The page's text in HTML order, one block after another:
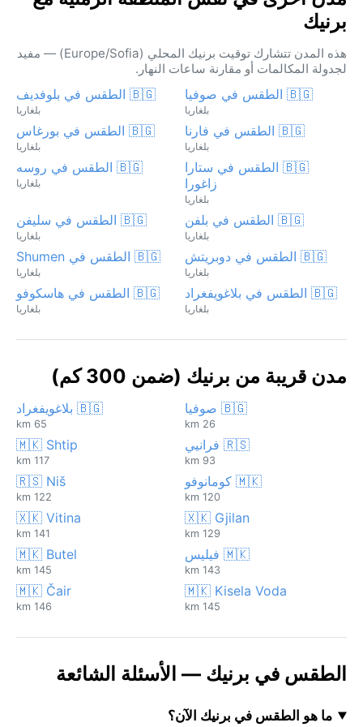
برنيك
هذه المدن تتشارك توقيت برنيك المحلي (Europe/Sofia) — مفيد
لجدولة المكالمات أو مقارنة ساعات النهار.
🇧🇬 الطقس في صوفيا
بلغاريا
🇧🇬 الطقس في بلوفديف
بلغاريا
🇧🇬 الطقس في فارنا
بلغاريا
🇧🇬 الطقس في بورغاس
بلغاريا
🇧🇬 الطقس في ستارا
زاغورا
بلغاريا
🇧🇬 الطقس في روسه
بلغاريا
🇧🇬 الطقس في بلفن
بلغاريا
🇧🇬 الطقس في سليفن
بلغاريا
🇧🇬 الطقس في دوبريتش
بلغاريا
🇧🇬 الطقس في Shumen
بلغاريا
🇧🇬 الطقس في بلاغويفغراد
بلغاريا
🇧🇬 الطقس في هاسكوفو
بلغاريا
مدن قريبة من برنيك (ضمن 300 كم)
🇧🇬 صوفيا
26 km
🇧🇬 بلاغويفغراد
65 km
🇷🇸 فرانيي
93 km
🇲🇰 Shtip
117 km
🇲🇰 كومانوفو
120 km
🇷🇸 Niš
122 km
🇽🇰 Gjilan
129 km
🇽🇰 Vitina
141 km
🇲🇰 فيليس
143 km
🇲🇰 Butel
145 km
🇲🇰 Kisela Voda
145 km
🇲🇰 Čair
146 km
الطقس في برنيك — الأسئلة الشائعة
ما هو الطقس في برنيك الآن؟